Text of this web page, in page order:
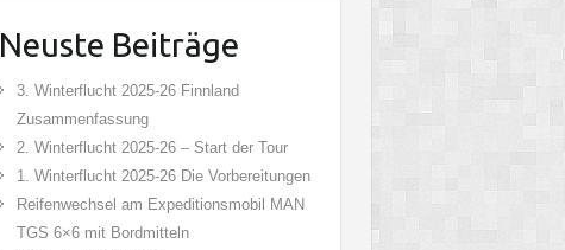
Neuste Beiträge
3. Winterflucht 2025-26 Finnland
Zusammenfassung
2. Winterflucht 2025-26 – Start der Tour
1. Winterflucht 2025-26 Die Vorbereitungen
Reifenwechsel am Expeditionsmobil MAN
TGS 6×6 mit Bordmitteln